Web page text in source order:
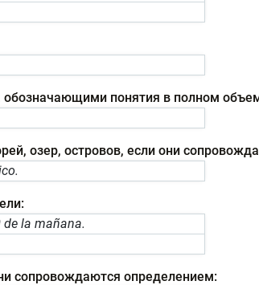
понятия в полном
озер, островов, если они
la mañana.
сопровождаются определением: